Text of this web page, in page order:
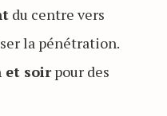
du centre vers
la pénétration.
et soirpour des